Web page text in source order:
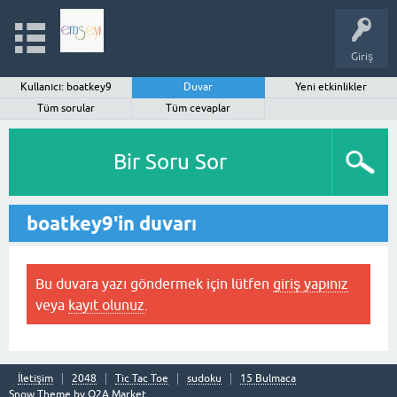
Giriş
Kullanıcı: boatkey9 Duvar
Yeni etkinlikler
Tüm sorular
Tüm cevaplar
Bir Soru Sor
boatkey9'in duvarı
Bu duvara yazı göndermek için lütfen giriş yapınız
veya kayıt olunuz
İletişim 2048 Tic Tac Toe sudoku
15 Bulmaca
Snow Theme by Q2A Market